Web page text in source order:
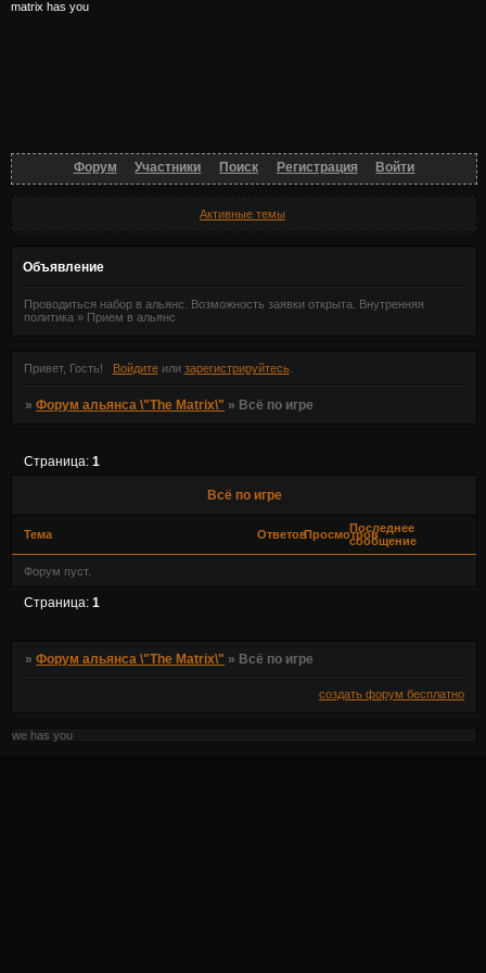
matrix has you
Форум Участники Поиск Регистрация Войти
Активные темы
Объявление
Проводиться набор в альянс. Возможность заявки открыта. Внутренняя
политика » Прием в альянс
Привет, Гость! Войдитеили зарегистрируйтесь.
»Форум альянса \"The Matrix\" » Всё по игре
Всё по игре
Страница:1
Тема ОтветовПросмотровПоследнее
сообщение
Форум пуст.
Страница:1
»Форум альянса \"The Matrix\" » Всё по игре
создать форум бесплатно
we has you